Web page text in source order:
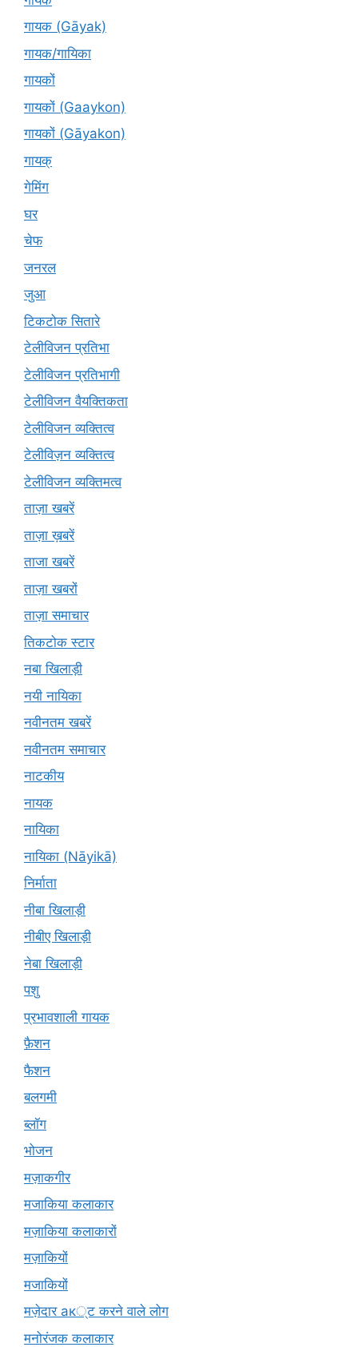
गायक (Gāyak)
गायक/गायिका
गायकों
गायकों (Gaaykon)
गायकों (Gāyakon)
गायक्
गेमिंग
घर
चेफ
जनरल
जुआ
टिकटोक सितारे
टेलीविजन प्रतिभा
टेलीविजन प्रतिभागी
टेलीविजन वैयक्तिकता
टेलीविजन व्यक्तित्व
टेलीविज़न व्यक्तित्व
टेलीविजन व्यक्तिमत्व
ताज़ा खबरें
ताज़ा ख़बरें
ताजा खबरें
ताज़ा खबरों
ताज़ा समाचार
तिकटोक स्टार
नबा खिलाड़ी
नयी नायिका
नवीनतम खबरें
नवीनतम समाचार
नाटकीय
नायक
नायिका
नायिका (Nāyikā)
निर्माता
नीबा खिलाड़ी
नीबीए खिलाड़ी
नेबा खिलाड़ी
पशु
प्रभावशाली गायक
फ़ैशन
फैशन
बलगमी
ब्लॉग
भोजन
मज़ाकगीर
मजाकिया कलाकार
मज़ाकिया कलाकारों
मज़ाकियों
मजाकियों
मज़ेदार ак्ट करने वाले लोग
मनोरंजक कलाकार